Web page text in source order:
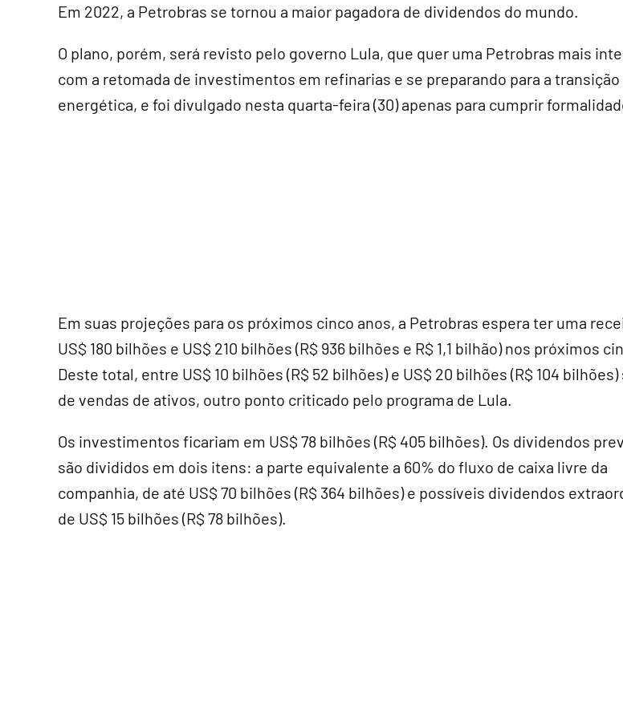
Em 2022, a Petrobras se tornou a maior pagadora de dividendos do mundo.
O plano, porém, será revisto pelo governo Lula, que quer uma Petrobras mais
com a retomada de investimentos em refinarias e se preparando para a transição
energética, e foi divulgado nesta quarta-feira (30) apenas para cumprir
Em suas projeções para os próximos cinco anos, a Petrobras espera ter uma
US$ 180 bilhões e US$ 210 bilhões (R$ 936 bilhões e R$ 1,1 bilhão) nos próximos
Deste total, entre US$ 10 bilhões (R$ 52 bilhões) e US$ 20 bilhões (R$ 104 bilhões)
de vendas de ativos, outro ponto criticado pelo programa de Lula.
Os investimentos ficariam em US$ 78 bilhões (R$ 405 bilhões). Os dividendos
são divididos em dois itens: a parte equivalente a 60% do fluxo de caixa livre da
companhia, de até US$ 70 bilhões (R$ 364 bilhões) e possíveis dividendos
de US$ 15 bilhões (R$ 78 bilhões).